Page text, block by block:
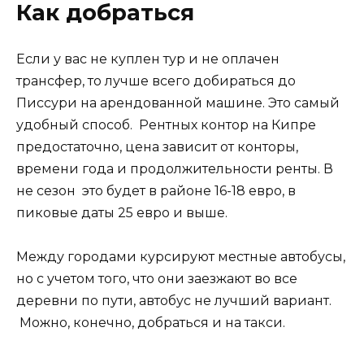
Как добраться
Если у вас не куплен тур и не оплачен
трансфер, то лучше всего добираться до
Писсури на арендованной машине. Это самый
удобный способ. Рентных контор на Кипре
предостаточно, цена зависит от конторы,
времени года и продолжительности ренты. В
не сезон это будет в районе 16-18 евро, в
пиковые даты 25 евро и выше.
Между городами курсируют местные автобусы,
но с учетом того, что они заезжают во все
деревни по пути, автобус не лучший вариант.
Можно, конечно, добраться и на такси.